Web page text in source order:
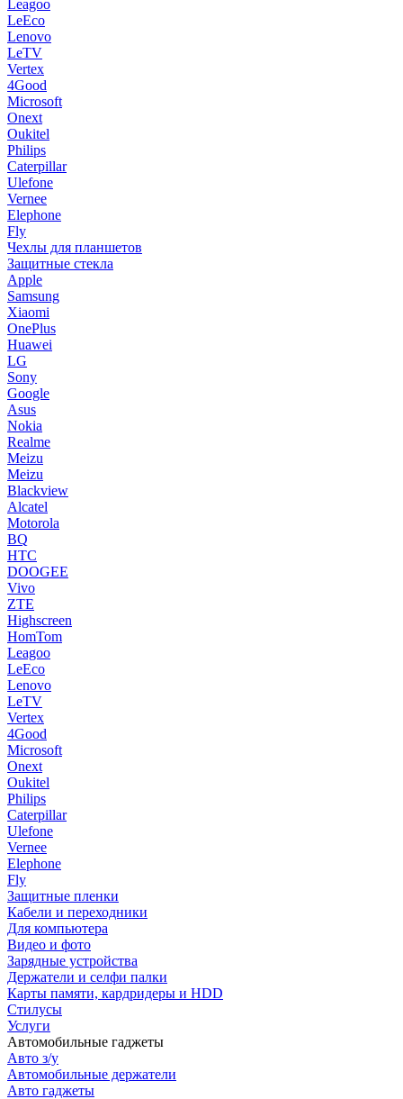
Leagoo
LeEco
Lenovo
LeTV
Vertex
4Good
Microsoft
Onext
Oukitel
Philips
Caterpillar
Ulefone
Vernee
Elephone
Fly
Чехлы для планшетов
Защитные стекла
Apple
Samsung
Xiaomi
OnePlus
Huawei
LG
Sony
Google
Asus
Nokia
Realme
Meizu
Meizu
Blackview
Alcatel
Motorola
BQ
HTC
DOOGEE
Vivo
ZTE
Highscreen
HomTom
Leagoo
LeEco
Lenovo
LeTV
Vertex
4Good
Microsoft
Onext
Oukitel
Philips
Caterpillar
Ulefone
Vernee
Elephone
Fly
Защитные пленки
Кабели и переходники
Для компьютера
Видео и фото
Зарядные устройства
Держатели и селфи палки
Карты памяти, кардридеры и HDD
Стилусы
Услуги
Автомобильные гаджеты
Авто з/у
Автомобильные держатели
Авто гаджеты